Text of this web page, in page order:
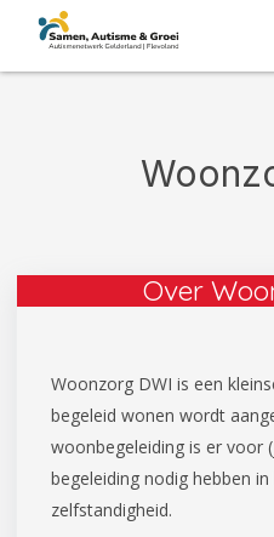
Over
Woonzorg DWI is een
begeleid wonen wordt
woonbegeleiding is er voor
begeleiding nodig hebben
zelfstandigheid.